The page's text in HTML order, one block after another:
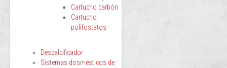
Cartucho carbón
Cartucho
polifostatos
Descalcificador
Sistemas dosmésticos de